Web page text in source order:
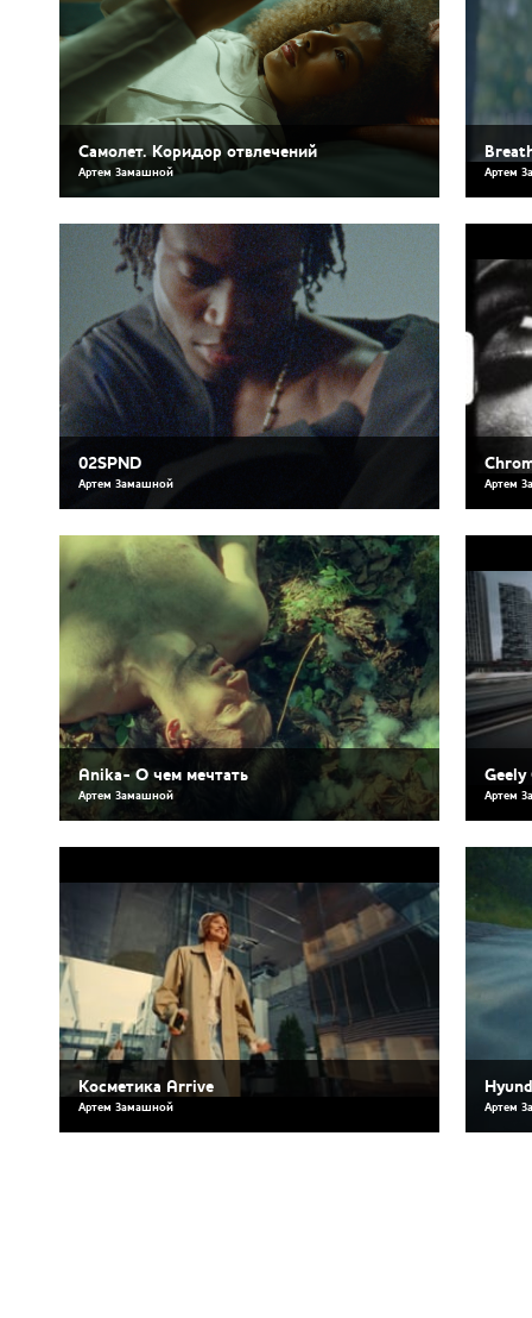
Самолет. Коридор отвлечений
Артем Замашной Артем
02SPND
Артем Замашной Артем
Anika- О чем мечтать
Артем Замашной
Geely
Артем
Косметика Arrive
Артем Замашной Артем